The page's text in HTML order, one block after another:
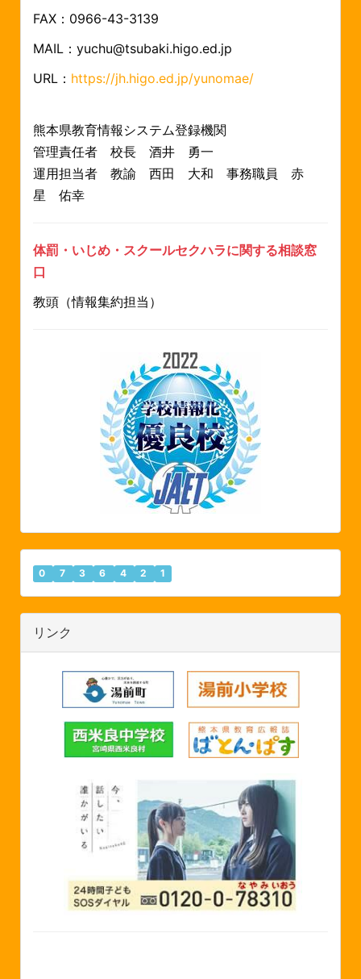
FAX：0966-43-3139
MAIL：yuchu@tsubaki.higo.ed.jp
URL： https://jh.higo.ed.jp/yunomae/
熊本県教育情報システム登録機関
管理責任者 校長 酒井 勇一
運用担当者 教諭 西田 大和 事務職員 赤
星 佑幸
体罰・いじめ・スクールセクハラに関する相談窓
口
教頭（情報集約担当）
0 7 3 6 4 2 1
リンク